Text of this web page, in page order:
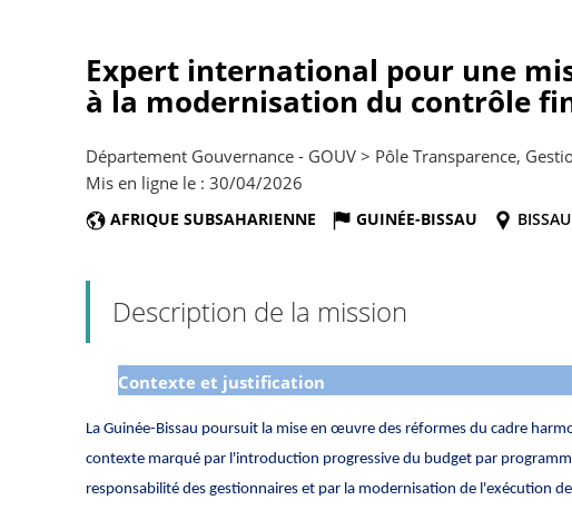
Expert international pour une
à la modernisation du contrôle
Département Gouvernance - GOUV > Pôle Transparence,
Mis en ligne le : 30/04/2026
AFRIQUE SUBSAHARIENNE GUINÉE-BISSAU BISSAU
Description de la mission
Contexte et justification
La Guinée-Bissau poursuit la mise en œuvre des réformes du cadre
contexte marqué par l'introduction progressive du budget par
responsabilité des gestionnaires et par la modernisation de l'exécution